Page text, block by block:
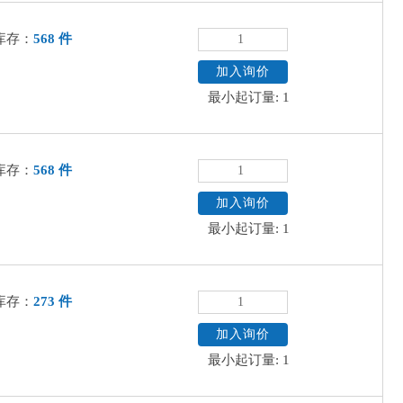
存： 568 件
加入询价
最小起订量: 1
存： 568 件
加入询价
最小起订量: 1
存： 273 件
加入询价
最小起订量: 1